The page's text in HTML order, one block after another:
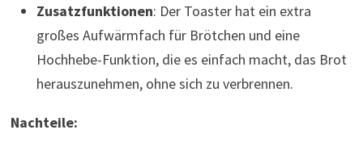
Zusatzfunktionen: Der Toaster hat ein extra
großes Aufwärmfach für Brötchen und eine
Hochhebe-Funktion, die es einfach macht, das Brot
herauszunehmen, ohne sich zu verbrennen.
Nachteile: